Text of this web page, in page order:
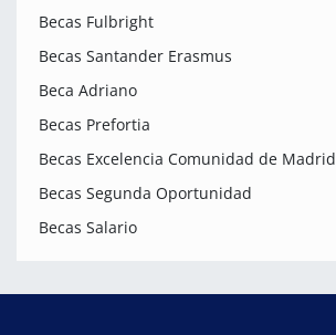
Becas Fulbright
Becas Santander Erasmus
Beca Adriano
Becas Prefortia
Becas Excelencia Comunidad de Madrid
Becas Segunda Oportunidad
Becas Salario